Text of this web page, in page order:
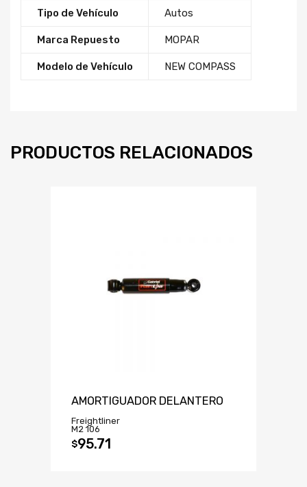
Tipo de Vehículo Autos
Marca Repuesto MOPAR
Modelo de Vehículo NEW COMPASS
PRODUCTOS RELACIONADOS
AMORTIGUADOR DELANTERO
Freightliner
M2 106
$95.71